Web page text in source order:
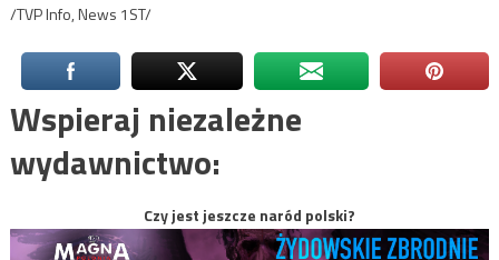
/TVP Info, News 1ST/
Wspieraj niezależne
wydawnictwo:
Czy jest jeszcze naród polski?